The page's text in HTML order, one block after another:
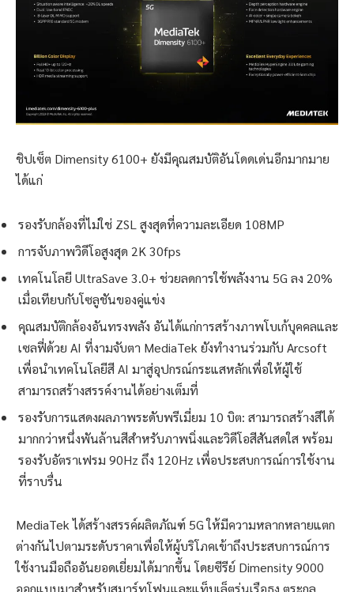
ชิปเซ็ต Dimensity 6100+ ยังมีคุณสมบัติอันโดดเด่นอีกมากมาย
ได้แก่
รองรับกล้องที่ไม่ใช่ ZSL สูงสุดที่ความละเอียด 108MP
การจับภาพวิดีโอสูงสุด 2K 30fps
เทคโนโลยี UltraSave 3.0+ ช่วยลดการใช้พลังงาน 5G ลง 20%
เมื่อเทียบกับโซลูชันของคู่แข่ง
คุณสมบัติกล้องอันทรงพลัง อันได้แก่การสร้างภาพโบเก้บุคคลและ
เซลฟี่ด้วย AI ที่งามจับตา MediaTek ยังทำงานร่วมกับ Arcsoft
เพื่อนำเทคโนโลยีสี AI มาสู่อุปกรณ์กระแสหลักเพื่อให้ผู้ใช้
สามารถสร้างสรรค์งานได้อย่างเต็มที่
รองรับการแสดงผลภาพระดับพรีเมี่ยม 10 บิต: สามารถสร้างสีได้
มากกว่าหนึ่งพันล้านสีสำหรับภาพนิ่งและวิดีโอสีสันสดใส พร้อม
รองรับอัตราเฟรม 90Hz ถึง 120Hz เพื่อประสบการณ์การใช้งาน
ที่ราบรื่น
MediaTek ได้สร้างสรรค์ผลิตภัณฑ์ 5G ​​ให้มีความหลากหลายแตก
ต่างกันไปตามระดับราคาเพื่อให้ผู้บริโภคเข้าถึงประสบการณ์การ
ใช้งานมือถืออันยอดเยี่ยมได้มากขึ้น โดยซีรีย์ Dimensity 9000
ออกแบบมาสำหรับสมาร์ทโฟนและแท็บเล็ตรุ่นเรือธง ตระกูล